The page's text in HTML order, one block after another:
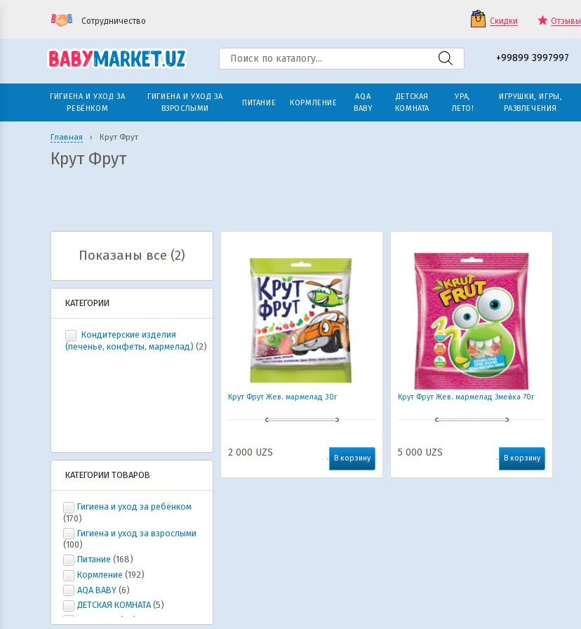
Сотрудничество Скидки Отзывы
+99899 3997997
ГИГИЕНА И УХОД ЗА
РЕБЁНКОМ
ГИГИЕНА И УХОД ЗА
ВЗРОСЛЫМИ
ПИТАНИЕ КОРМЛЕНИЕ
AQA
BABY
ДЕТСКАЯ
КОМНАТА
УРА,
ЛЕТО!
ИГРУШКИ, ИГРЫ,
РАЗВЛЕЧЕНИЯ
Главная › Крут Фрут
Крут Фрут
Показаны все (2)
КАТЕГОРИИ
Кондитерские изделия
(печенье, конфеты, мармелад) (2)
КАТЕГОРИИ ТОВАРОВ
Гигиена и уход за ребёнком
(170)
Гигиена и уход за взрослыми
(100)
Питание (168)
Кормление (192)
AQA BABY (6)
ДЕТСКАЯ КОМНАТА (5)
(20)
Крут Фрут Жев. мармелад 30г
2 000 UZS В корзину
Крут Фрут Жев. мармелад Змейка 70г
5 000 UZS В корзину